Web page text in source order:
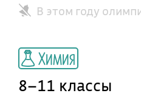
В этом году
Химия
8–11 классы